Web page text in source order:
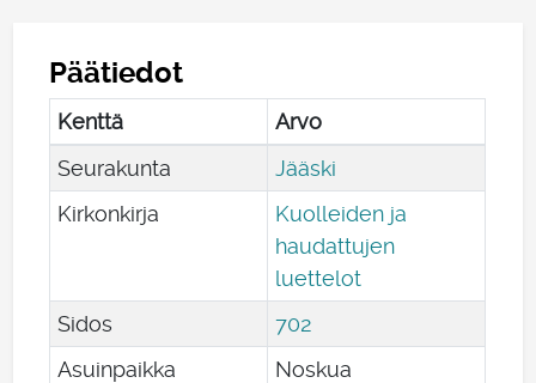
Päätiedot
Kenttä
Arvo
Seurakunta
Jääski
Kirkonkirja
Kuolleiden ja
haudattujen
luettelot
Sidos
702
Asuinpaikka
Noskua